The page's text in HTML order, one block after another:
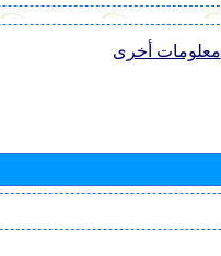
معلومات أخرى